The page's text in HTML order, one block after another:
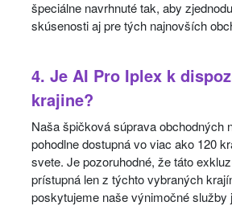
špeciálne navrhnuté tak, aby
skúsenosti aj pre tých najnovších
4. Je AI Pro Iplex k
krajine?
Naša špičková súprava obchodných
pohodlne dostupná vo viac ako 120
svete. Je pozoruhodné, že táto
prístupná len z týchto vybraných
poskytujeme naše výnimočné služby